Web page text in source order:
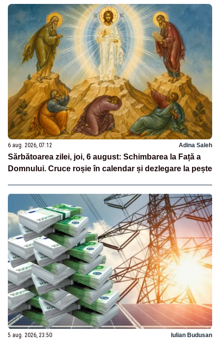
6 aug. 2026, 07:12 Adina Saleh
Sărbătoarea zilei, joi, 6 august: Schimbarea la Față a
Domnului. Cruce roșie în calendar și dezlegare la pește
5 aug. 2026, 23:50 Iulian Budusan